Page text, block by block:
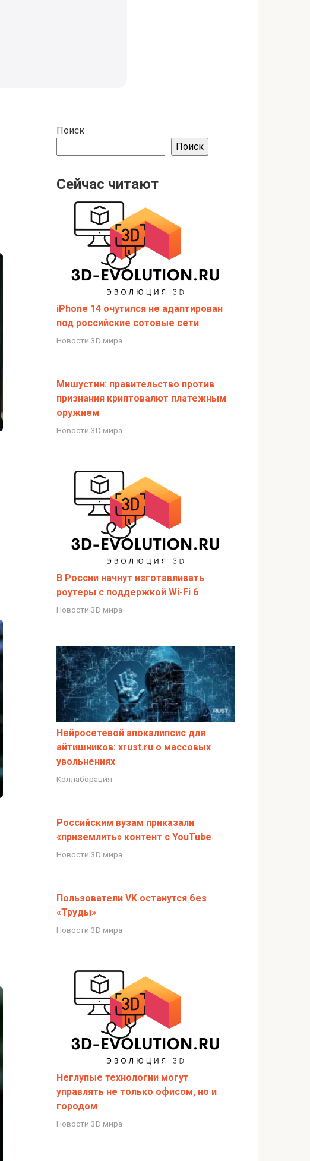
Поиск
Поиск
Сейчас читают
iPhone 14 очутился не адаптирован
под российские сотовые сети
Новости 3D мира
Мишустин: правительство против
признания криптовалют платежным
оружием
Новости 3D мира
В России начнут изготавливать
роутеры с поддержкой Wi-Fi 6
Новости 3D мира
Нейросетевой апокалипсис для
айтишников: xrust.ru о массовых
увольнениях
Коллаборация
Российским вузам приказали
«приземлить» контент с YouTube
Новости 3D мира
Пользователи VK останутся без
«Труды»
Новости 3D мира
Неглупые технологии могут
управлять не только офисом, но и
городом
Новости 3D мира